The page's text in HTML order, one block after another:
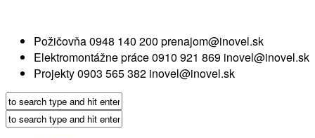
Požičovňa0948 140 200 prenajom@inovel.sk
Elektromontážne práce0910 921 869 inovel@inovel.sk
Projekty0903 565 382 inovel@inovel.sk